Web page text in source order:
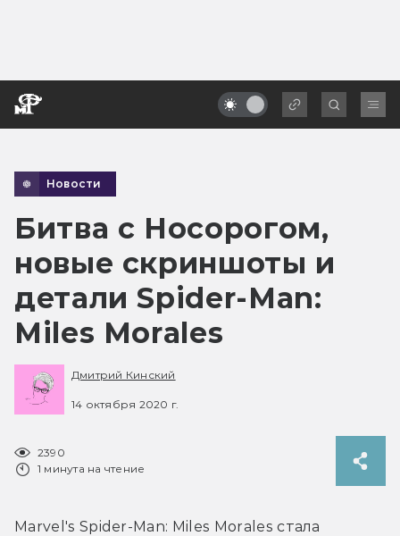
Новости
Битва с Носорогом,
новые скриншоты и
детали Spider-Man:
Miles Morales
Дмитрий Кинский
14 октября 2020 г.
2390
1 минута на чтение
Marvel's Spider-Man: Miles Morales стала